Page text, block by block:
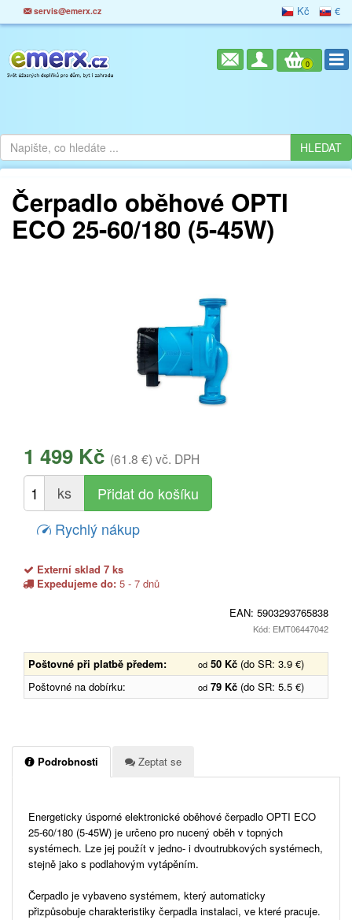
servis@emerx.cz Kč €
0
Čerpadlo oběhové OPTI
ECO 25-60/180 (5-45W)
1 499 Kč (61.8 €) vč. DPH
ks
Rychlý nákup
Externí sklad 7 ks
Expedujeme do: 5 - 7 dnů
EAN: 5903293765838
Kód: EMT06447042
Poštovné při platbě předem: od 50 Kč (do SR: 3.9 €)
Poštovné na dobírku:
od 79 Kč (do SR: 5.5 €)
Podrobnosti Zeptat se
Energeticky úsporné elektronické oběhové čerpadlo OPTI ECO
25-60/180 (5-45W) je určeno pro nucený oběh v topných
systémech. Lze jej použít v jedno- i dvoutrubkových systémech,
stejně jako s podlahovým vytápěním.
Čerpadlo je vybaveno systémem, který automaticky
přizpůsobuje charakteristiky čerpadla instalaci, ve které pracuje.